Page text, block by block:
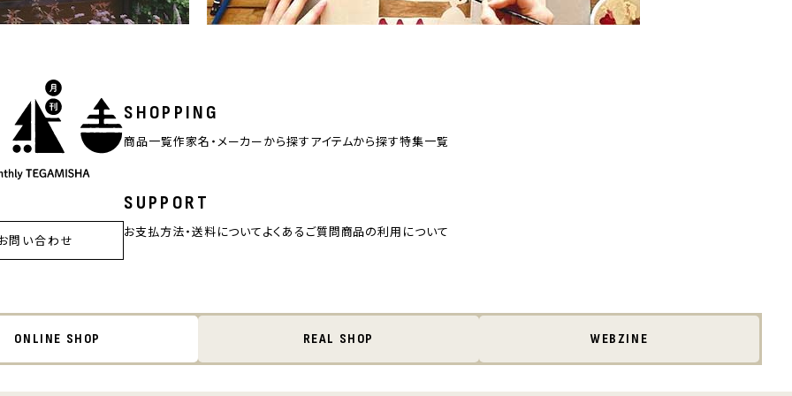
SHOPPING
商品一覧作家名・メーカーから探すアイテムから探す特集一覧
SUPPORT
お支払方法・送料についてよくあるご質問商品の利用について
問い合わせ
ONLINE SHOP REAL SHOP WEBZINE